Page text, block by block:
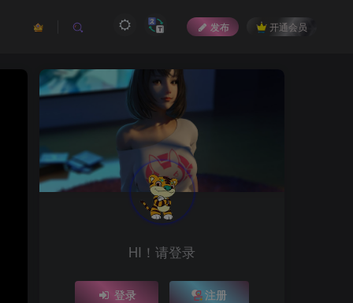
发布 开通会员
HI！请登录
登录 注册